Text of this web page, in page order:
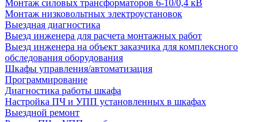
Монтаж силовых трансформаторов 6-10/0,4 кВ
Монтаж низковольтных электроустановок
Выездная диагностика
Выезд инженера для расчета монтажных работ
Выезд инженера на объект заказчика для комплексного
обследования оборудования
Шкафы управления/автоматизация
Программирование
Диагностика работы шкафа
Настройка ПЧ и УПП установленных в шкафах
Выездной ремонт